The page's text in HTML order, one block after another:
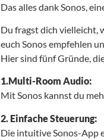
Das alles dank Sonos,
Du fragst dich vielleicht,
euch Sonos empfehlen
Hier sind fünf Gründe,
1.Multi-Room Audio:
Mit Sonos kannst du
2. Einfache Steuerung:
Die intuitive Sonos-App